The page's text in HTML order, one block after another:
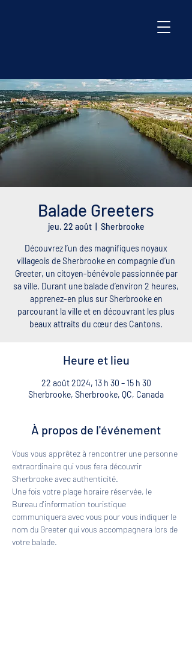
Balade Greeters
jeu. 22 août
  |
Sherbrooke
Découvrez l’un des magnifiques noyaux
villageois de Sherbrooke en compagnie d’un
Greeter, un citoyen-bénévole passionnée par
sa ville. Durant une balade d’environ 2 heures,
apprenez-en plus sur Sherbrooke en
parcourant la ville et en découvrant les plus
beaux attraits du cœur des Cantons.
Heure et lieu
22 août 2024, 13 h 30 – 15 h 30
Sherbrooke, Sherbrooke, QC, Canada
À propos de l'événement
Vous vous apprêtez à rencontrer une personne
extraordinaire qui vous fera découvrir
Sherbrooke avec authenticité.
Une fois votre plage horaire réservée, le
Bureau d'information touristique
communiquera avec vous pour vous indiquer le
nom du Greeter qui vous accompagnera lors de
votre balade.